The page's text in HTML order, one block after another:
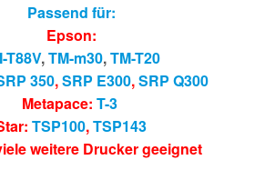
Passend für:
Epson:
T88V,TM-m30,TM-T20
350,SRP E300,SRP Q300
Metapace: T-3
TSP100,TSP143
weitere Drucker geeignet